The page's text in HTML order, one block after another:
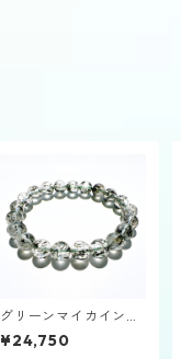
グリーンマイカインク
ォーツ9㎜ブレスレッ
ト
¥24,750